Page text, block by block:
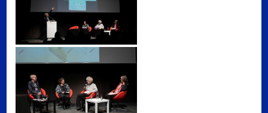
Mark Wigley (Columbia University, GSAPP, New York)
Kunstsammlung und Archiv, Universität für angewandte Kunst Wien, Foto: Lian Hannah Walter